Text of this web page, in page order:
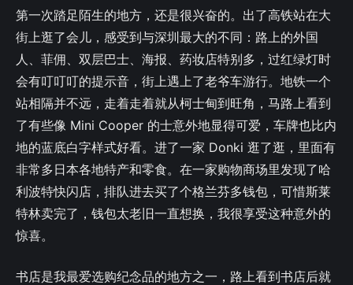
第一次踏足陌生的地方，还是很兴奋的。出了高铁站在大
街上逛了会儿，感受到与深圳最大的不同：路上的外国
人、菲佣、双层巴士、海报、药妆店特别多，过红绿灯时
会有叮叮叮的提示音，街上遇上了老爷车游行。地铁一个
站相隔并不远，走着走着就从柯士甸到旺角，马路上看到
了有些像 Mini Cooper 的士意外地显得可爱，车牌也比内
地的蓝底白字样式好看。进了一家 Donki 逛了逛，里面有
非常多日本各地特产和零食。在一家购物商场里发现了哈
利波特快闪店，排队进去买了个格兰芬多钱包，可惜斯莱
特林卖完了，钱包太老旧一直想换，我很享受这种意外的
惊喜。
书店是我最爱选购纪念品的地方之一，路上看到书店后就